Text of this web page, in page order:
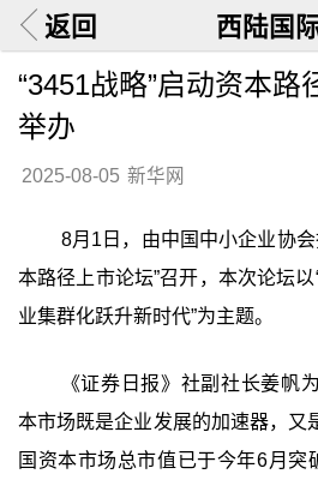
返回 西陆国
“3451战略”启动资本路
举办
2025-08-05 新华网
8月1日，由中国中小企业协
本路径上市论坛”召开，本次论坛
业集群化跃升新时代”为主题。
《证券日报》社副社长姜帆
本市场既是企业发展的加速器，又
国资本市场总市值已于今年6月突